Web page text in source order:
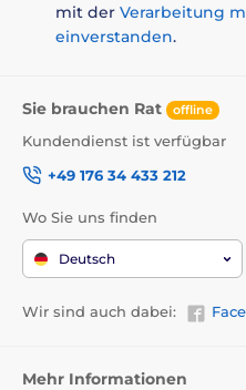
mit der Verarbeitung
einverstanden.
Sie brauchen Rat offline
Kundendienst ist verfügbar
+49 176 34 433 212
Wo Sie uns finden
Deutsch
Wir sind auch dabei:
Mehr Informationen